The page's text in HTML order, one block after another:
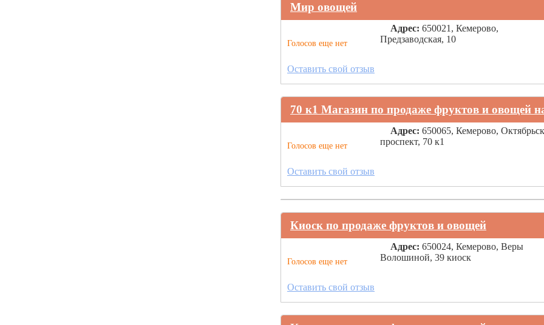
Мир овощей
Голосов еще нет
Адрес: 650021, Кемерово,
Предзаводская, 10
Оставить свой отзыв
70 к1 Магазин по продаже фруктов и овощей
Голосов еще нет
Адрес: 650065, Кемерово,
проспект, 70 к1
Оставить свой отзыв
Киоск по продаже фруктов и овощей
Голосов еще нет
Адрес: 650024, Кемерово, Веры
Волошиной, 39 киоск
Оставить свой отзыв